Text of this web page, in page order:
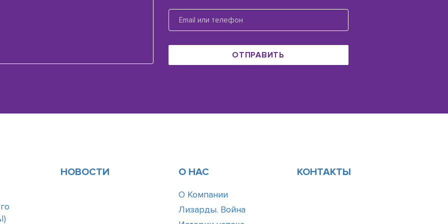
ОТПРАВИТЬ
НОВОСТИ О НАС
О Компании
Лизарды. Война
КОНТАКТЫ